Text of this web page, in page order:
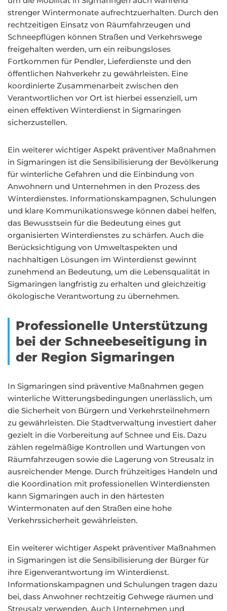
strenger Wintermonate aufrechtzuerhalten. Durch den
rechtzeitigen Einsatz von Räumfahrzeugen und
Schneepflügen können Straßen und Verkehrswege
freigehalten werden, um ein reibungsloses
Fortkommen für Pendler, Lieferdienste und den
öffentlichen Nahverkehr zu gewährleisten. Eine
koordinierte Zusammenarbeit zwischen den
Verantwortlichen vor Ort ist hierbei essenziell, um
einen effektiven Winterdienst in Sigmaringen
sicherzustellen.
Ein weiterer wichtiger Aspekt präventiver Maßnahmen
in Sigmaringen ist die Sensibilisierung der Bevölkerung
für winterliche Gefahren und die Einbindung von
Anwohnern und Unternehmen in den Prozess des
Winterdienstes. Informationskampagnen, Schulungen
und klare Kommunikationswege können dabei helfen,
das Bewusstsein für die Bedeutung eines gut
organisierten Winterdienstes zu schärfen. Auch die
Berücksichtigung von Umweltaspekten und
nachhaltigen Lösungen im Winterdienst gewinnt
zunehmend an Bedeutung, um die Lebensqualität in
Sigmaringen langfristig zu erhalten und gleichzeitig
ökologische Verantwortung zu übernehmen.
Professionelle Unterstützung
bei der Schneebeseitigung in
der Region Sigmaringen
In Sigmaringen sind präventive Maßnahmen gegen
winterliche Witterungsbedingungen unerlässlich, um
die Sicherheit von Bürgern und Verkehrsteilnehmern
zu gewährleisten. Die Stadtverwaltung investiert daher
gezielt in die Vorbereitung auf Schnee und Eis. Dazu
zählen regelmäßige Kontrollen und Wartungen von
Räumfahrzeugen sowie die Lagerung von Streusalz in
ausreichender Menge. Durch frühzeitiges Handeln und
die Koordination mit professionellen Winterdiensten
kann Sigmaringen auch in den härtesten
Wintermonaten auf den Straßen eine hohe
Verkehrssicherheit gewährleisten.
Ein weiterer wichtiger Aspekt präventiver Maßnahmen
in Sigmaringen ist die Sensibilisierung der Bürger für
ihre Eigenverantwortung im Winterdienst.
Informationskampagnen und Schulungen tragen dazu
bei, dass Anwohner rechtzeitig Gehwege räumen und
Streusalz verwenden. Auch Unternehmen und